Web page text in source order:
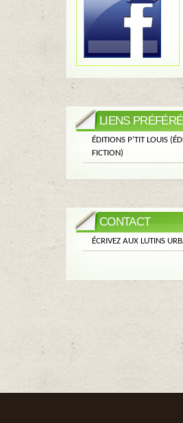
LIENS
ÉDITIONS P’TIT LOUIS
FICTION)
CONTACT
ÉCRIVEZ AUX LUTINS